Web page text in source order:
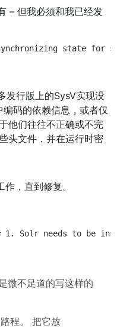
– 但我必须和我已经发
state
发行版上的SysV实现没
码的依赖信息，或者仅
他们往往不正确或不完
头文件，并在运行时密
，直到修复。
Solr needs to be
微不足道的写这样的
程。 把它放